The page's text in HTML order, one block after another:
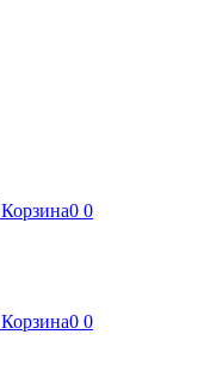
Корзина0 0
Корзина0 0